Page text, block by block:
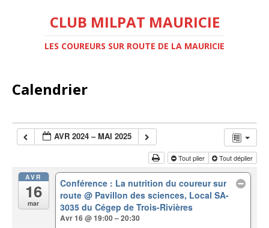
CLUB MILPAT MAURICIE
LES COUREURS SUR ROUTE DE LA MAURICIE
Calendrier
AVR 2024 – MAI 2025
Tout plier Tout déplier
AVR
16
mar
Conférence : La nutrition du coureur sur
route@ Pavillon des sciences, Local SA-
3035 du Cégep de Trois-Rivières
Avr 16 @ 19:00 – 20:30